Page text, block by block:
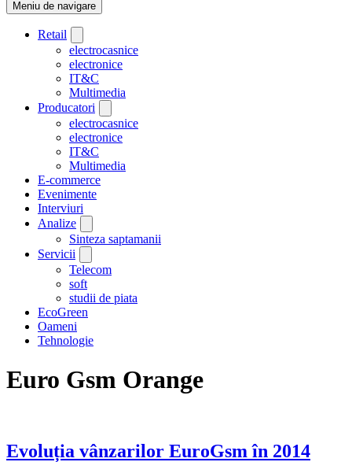
Meniu de navigare
Retail
electrocasnice
electronice
IT&C
Multimedia
Producatori
electrocasnice
electronice
IT&C
Multimedia
E-commerce
Evenimente
Interviuri
Analize
Sinteza saptamanii
Servicii
Telecom
soft
studii de piata
EcoGreen
Oameni
Tehnologie
Euro Gsm Orange
Evoluția vânzarilor EuroGsm în 2014